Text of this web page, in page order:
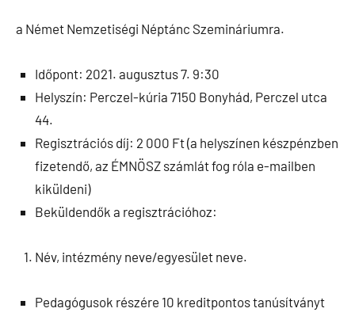
a Német Nemzetiségi Néptánc Szemináriumra.
Időpont: 2021. augusztus 7. 9:30
Helyszín: Perczel-kúria 7150 Bonyhád, Perczel utca
44.
Regisztrációs díj: 2 000 Ft (a helyszínen készpénzben
fizetendő, az ÉMNÖSZ számlát fog róla e-mailben
kiküldeni)
Beküldendők a regisztrációhoz:
Név, intézmény neve/egyesület neve.
Pedagógusok részére 10 kreditpontos tanúsítványt